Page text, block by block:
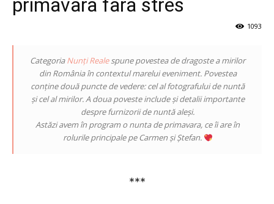
primavara fara stres
1093
CategoriaNunți Realespune povestea de dragoste a mirilor
din România în contextul marelui eveniment. Povestea
conține două puncte de vedere: cel al fotografului de nuntă
și cel al mirilor. A doua poveste include și detalii importante
despre furnizorii de nuntă aleși.
Astăzi avem în program o nunta de primavara, ce îi are în
rolurile principale pe Carmen și Ștefan.
***